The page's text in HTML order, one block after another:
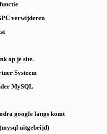
verwijderen
op je site.
Systeem
MySQL
google langs komt
uitgebrijd)